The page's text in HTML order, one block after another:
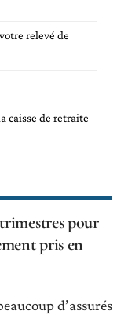
relevé de
caisse de retraite
pour
pris en
d’assurés